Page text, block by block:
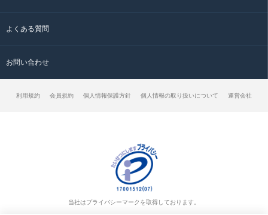
よくある質問
お問い合わせ
利用規約 会員規約 個人情報保護方針 個人情報の取り扱いについて 運営会社
当社はプライバシーマークを取得しております。